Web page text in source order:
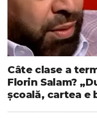
Câte clase a
Florin Salam?
școală, cartea e